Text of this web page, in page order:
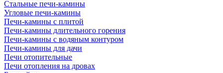
Стальные печи-камины
Угловые печи-камины
Печи-камины с плитой
Печи-камины длительного горения
Печи-камины с водяным контуром
Печи-камины для дачи
Печи отопительные
Печи отопления на дровах